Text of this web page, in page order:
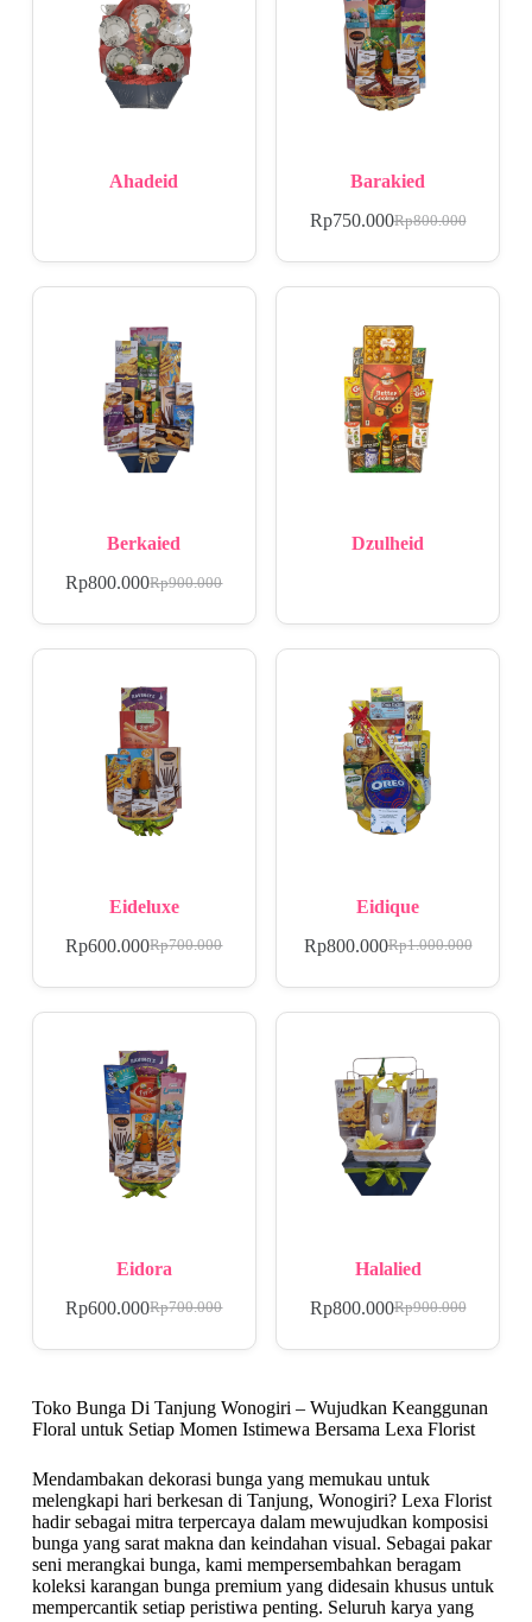
Ahadeid Barakied
Rp800.000
Rp750.000
Berkaied
Rp900.000
Rp800.000
Dzulheid
Eideluxe
Rp700.000
Rp600.000
Eidique
Rp1.000.000
Rp800.000
Eidora
Rp700.000
Rp600.000
Halalied
Rp900.000
Rp800.000
Toko Bunga Di Tanjung Wonogiri – Wujudkan Keanggunan
Floral untuk Setiap Momen Istimewa Bersama Lexa Florist
Mendambakan dekorasi bunga yang memukau untuk
melengkapi hari berkesan di Tanjung, Wonogiri? Lexa Florist
hadir sebagai mitra terpercaya dalam mewujudkan komposisi
bunga yang sarat makna dan keindahan visual. Sebagai pakar
seni merangkai bunga, kami mempersembahkan beragam
koleksi karangan bunga premium yang didesain khusus untuk
mempercantik setiap peristiwa penting. Seluruh karya yang